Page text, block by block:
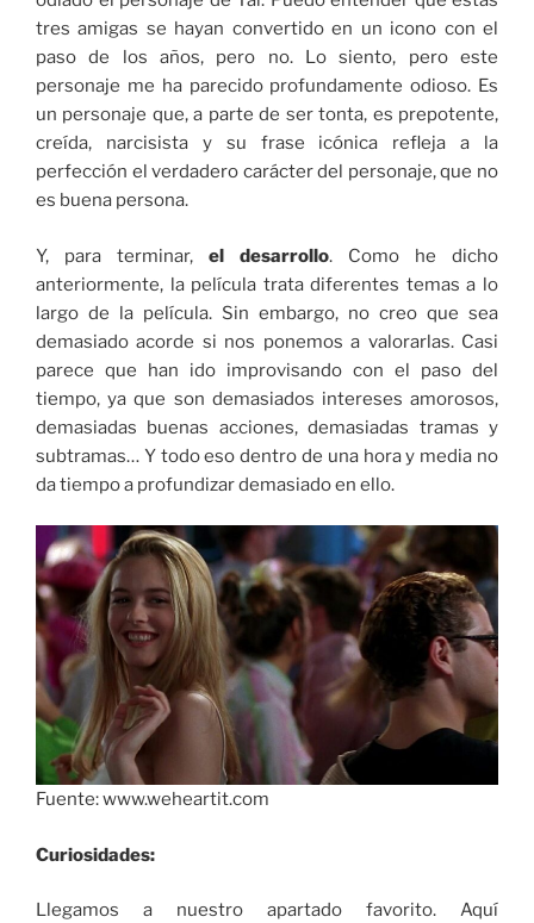
tres amigas se hayan convertido en un icono con el
paso de los años, pero no. Lo siento, pero este
personaje me ha parecido profundamente odioso. Es
un personaje que, a parte de ser tonta, es prepotente,
creída, narcisista y su frase icónica refleja a la
perfección el verdadero carácter del personaje, que no
es buena persona.
Y, para terminar, el desarrollo. Como he dicho
anteriormente, la película trata diferentes temas a lo
largo de la película. Sin embargo, no creo que sea
demasiado acorde si nos ponemos a valorarlas. Casi
parece que han ido improvisando con el paso del
tiempo, ya que son demasiados intereses amorosos,
demasiadas buenas acciones, demasiadas tramas y
subtramas… Y todo eso dentro de una hora y media no
da tiempo a profundizar demasiado en ello.
Fuente: www.weheartit.com
Curiosidades:
Llegamos a nuestro apartado favorito. Aquí